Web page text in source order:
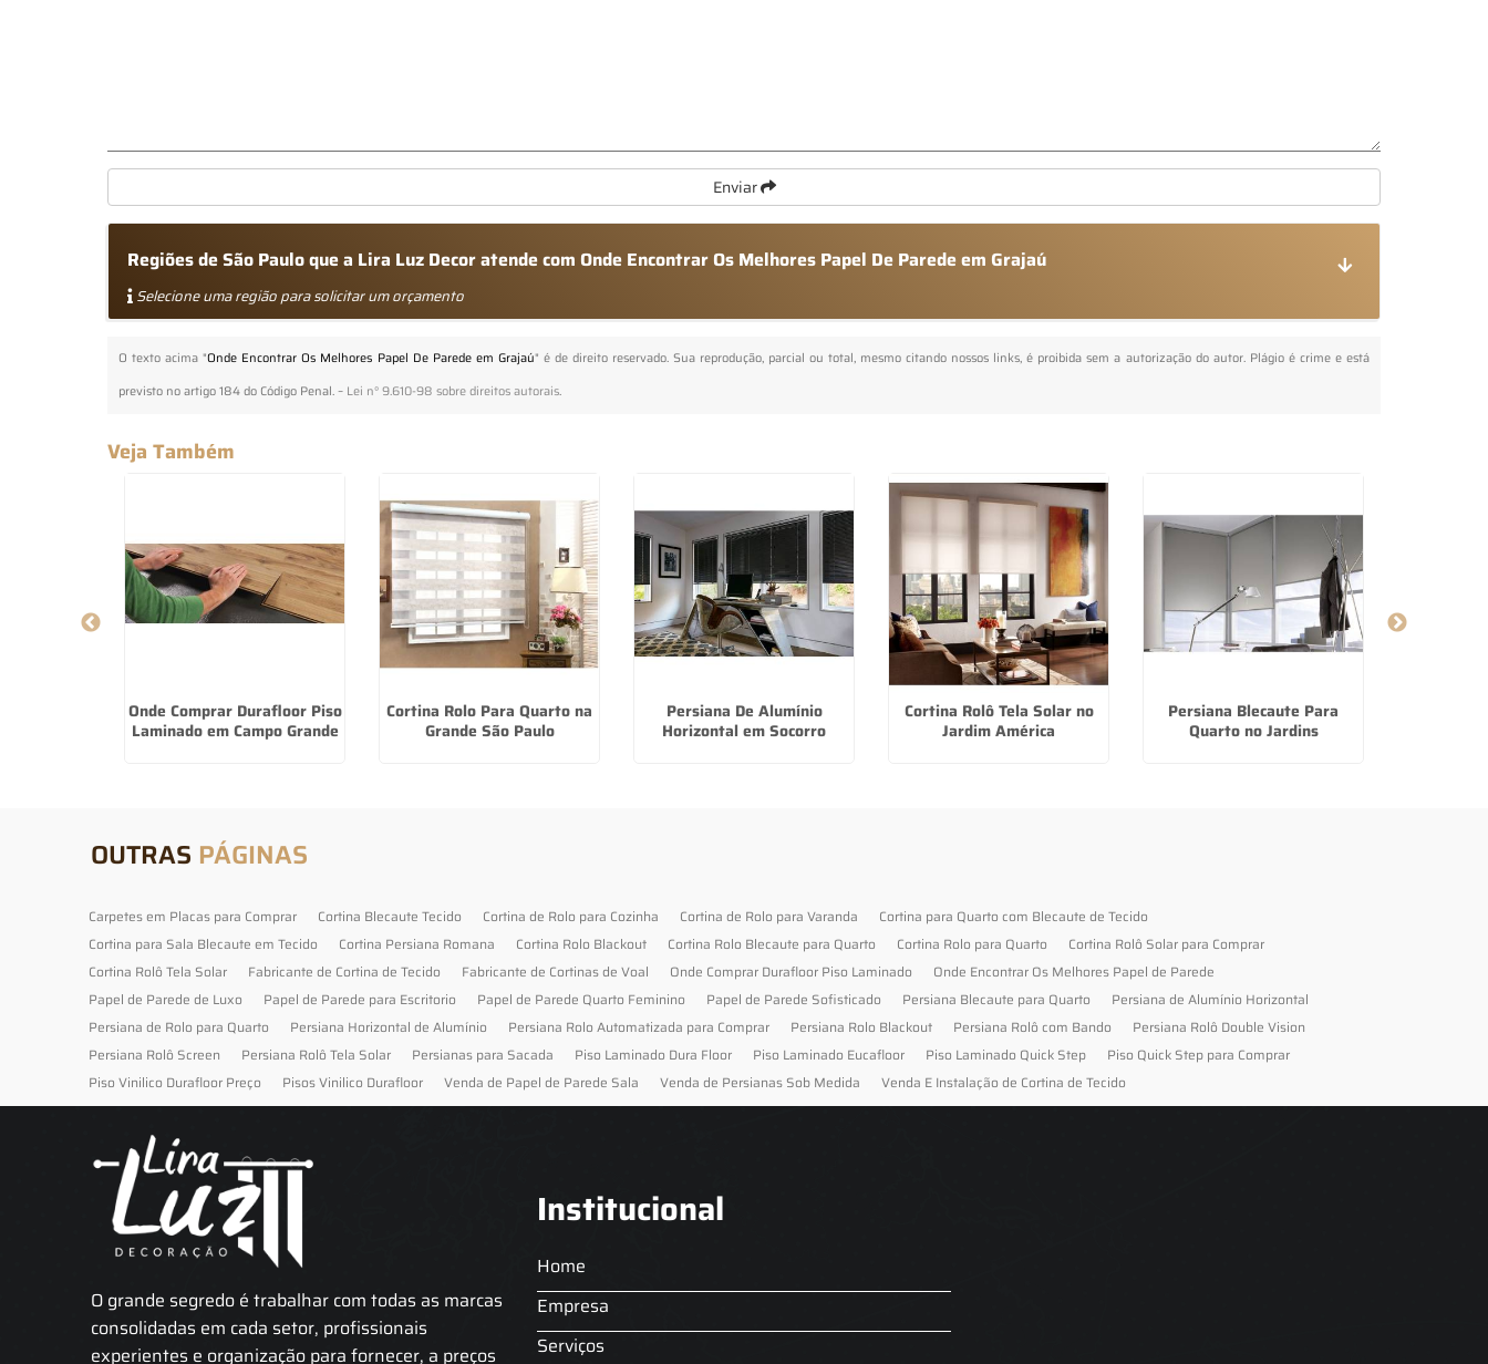
Enviar
Regiões de São Paulo que a Lira Luz Decor atende com Onde Encontrar Os Melhores Papel De Parede em Grajaú
Selecione uma região para solicitar um orçamento
O texto acima "Onde Encontrar Os Melhores Papel De Parede em Grajaú" é de direito reservado. Sua reprodução, parcial ou total, mesmo citando nossos links, é proibida sem a autorização do autor. Plágio é crime e está
previsto no artigo 184 do Código Penal. – Lei n° 9.610-98 sobre direitos autorais.
Veja Também
Onde Comprar Durafloor Piso
Laminado em Campo Grande
Cortina Rolo Para Quarto na
Grande São Paulo
Persiana De Alumínio
Horizontal em Socorro
Cortina Rolô Tela Solar no
Jardim América
Persiana Blecaute Para
Quarto no Jardins
OUTRAS PÁGINAS
Carpetes em Placas para Comprar Cortina Blecaute Tecido Cortina de Rolo para Cozinha Cortina de Rolo para Varanda
Cortina para Quarto com Blecaute de Tecido
Cortina para Sala Blecaute em Tecido
Cortina Persiana Romana Cortina Rolo Blackout Cortina Rolo Blecaute para Quarto Cortina Rolo para Quarto
Cortina Rolô Solar para Comprar
Cortina Rolô Tela Solar
Fabricante de Cortina de Tecido Fabricante de Cortinas de Voal Onde Comprar Durafloor Piso Laminado
Onde Encontrar Os Melhores Papel de Parede
Papel de Parede de Luxo
Papel de Parede para Escritorio Papel de Parede Quarto Feminino Papel de Parede Sofisticado Persiana Blecaute para Quarto
Persiana de Alumínio Horizontal
Persiana de Rolo para Quarto
Persiana Horizontal de Alumínio Persiana Rolo Automatizada para Comprar Persiana Rolo Blackout Persiana Rolô com Bando
Persiana Rolô Double Vision
Persiana Rolô Screen
Persiana Rolô Tela Solar Persianas para Sacada Piso Laminado Dura Floor Piso Laminado Eucafloor Piso Laminado Quick Step
Piso Quick Step para Comprar
Piso Vinilico Durafloor Preço
Pisos Vinilico Durafloor Venda de Papel de Parede Sala Venda de Persianas Sob Medida Venda E Instalação de Cortina de Tecido
O grande segredo é trabalhar com todas as marcas
consolidadas em cada setor, profissionais
experientes e organização para fornecer, a preços
Institucional
Home
Empresa
Serviços